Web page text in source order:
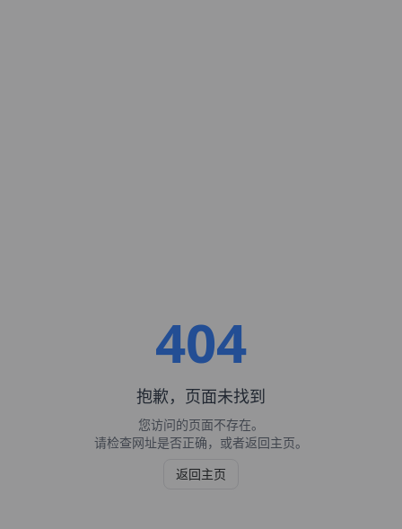
404
抱歉，页面未找到
您访问的页面不存在。
请检查网址是否正确，或者返回主页。
返回主页